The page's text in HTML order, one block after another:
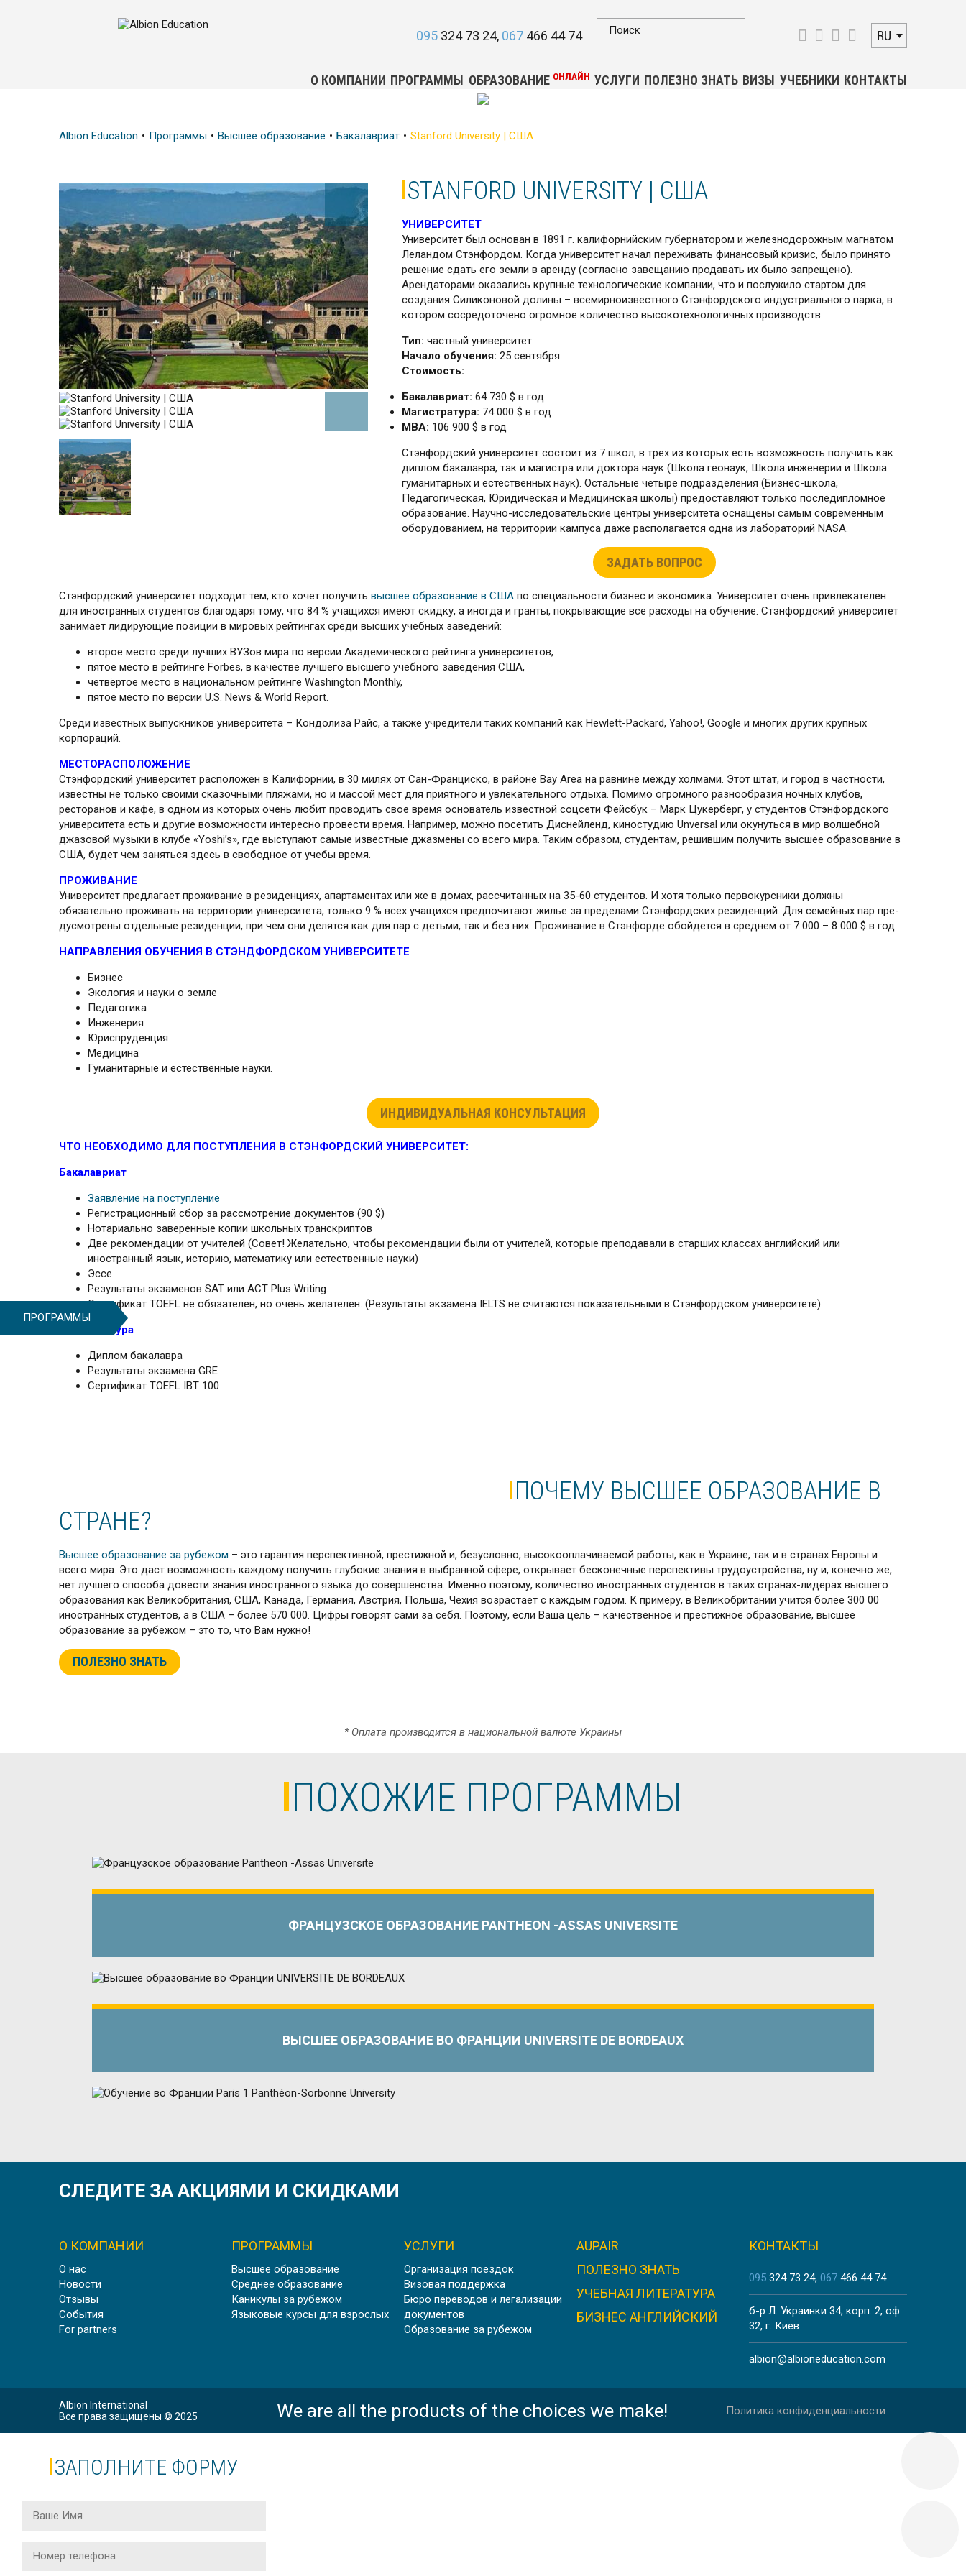
095 324 73 24 067 466 44 74 RU
О КОМПАНИИ ПРОГРАММЫ ОБРАЗОВАНИЕ ОНЛАЙН УСЛУГИ ПОЛЕЗНО ЗНАТЬ ВИЗЫ УЧЕБНИКИ КОНТАКТЫ
Albion Education Программы Высшее образование Бакалавриат Stanford University | США
STANFORD UNIVERSITY | США
УНИВЕРСИТЕТ
Университет был основан в 1891 г. калифорнийским губернатором и железнодорожным магнатом
Леландом Стэнфордом. Когда университет начал переживать финансовый кризис, было принято
решение сдать его земли в аренду (согласно завещанию продавать их было запрещено).
Арендаторами оказались крупные технологические компании, что и послужило стартом для
создания Силиконовой долины – всемирноизвестного Стэнфордского индустриального парка, в
котором сосредоточено огромное количество высокотехнологичных производств.
Тип: частный университет
Начало обучения: 25 сентября
Стоимость:
Бакалавриат: 64 730 $ в год
Магистратура: 74 000 $ в год
МВА: 106 900 $ в год
Стэнфордский университет состоит из 7 школ, в трех из которых есть возможность получить как
диплом бакалавра, так и магистра или доктора наук (Школа геонаук, Школа инженерии и Школа
гуманитарных и естественных наук). Остальные четыре подразделения (Бизнес-школа,
Педагогическая, Юридическая и Медицинская школы) предоставляют только последипломное
образование. Научно-исследовательские центры университета оснащены самым современным
оборудованием, на территории кампуса даже располагается одна из лабораторий NASA.
ЗАДАТЬ ВОПРОС
Стэнфордский университет подходит тем, кто хочет получить высшее образование в США по специальности бизнес и экономика. Университет очень привлекателен
для иностранных студентов благодаря тому, что 84 % учащихся имеют скидку, а иногда и гранты, покрывающие все расходы на обучение. Стэнфордский университет
занимает ли­ди­рующие позиции в мировых рейтингах среди высших учебных заведений:
второе место среди лучших ВУЗов мира по версии Академического рейтинга университетов,
пятое место в рейтинге Forbes, в качестве лучшего высшего учебного заведения США,
четвёртое место в национальном рейтинге Washington Monthly,
пятое место по версии U.S. News & World Report.
Среди известных выпускников университета – Кондолиза Райс, а также учредители таких компаний как Hewlett-Packard, Yahoo!, Google и многих других крупных
корпораций.
МЕСТОРАСПОЛОЖЕНИЕ
Стэнфордский университет расположен в Калифорнии, в 30 милях от Сан-Франциско, в районе Bay Area на равнине между холмами. Этот штат, и город в частности,
известны не только своими сказочными пляжами, но и массой мест для приятного и увлекательного отдыха. Помимо огромного разнообразия ночных клубов,
ресторанов и кафе, в одном из которых очень любит проводить свое время основатель известной соцсети Фейсбук – Марк Цукерберг, у студентов Стэнфордского
университета есть и другие возможности интересно провести время. Например, можно посетить Диснейленд, киностудию Unversal или окунуться в мир волшебной
джазовой музыки в клубе «Yoshi’s», где выступают самые известные джазмены со всего мира. Таким образом, студентам, решившим получить высшее образование в
США, будет чем заняться здесь в свободное от учебы время.
ПРОЖИВАНИЕ
Университет предлагает проживание в ре­зиден­циях, апартаментах или же в домах, рас­считан­ных на 35-60 студентов. И хотя только первокурсники должны
обязательно проживать на тер­ритории универси­те­та, только 9 % всех учащихся предпоч­итают жилье за преде­лами Стэнф­ордс­ких резиденций. Для семейных пар пре­
дусмот­рены отдельные резиденции, при чем они делятся как для пар с детьми, так и без них. Проживание в Стэнфорде обойдется в среднем от 7 000 – 8 000 $ в год.
НАПРАВЛЕНИЯ ОБУЧЕНИЯ В СТЭНДФОРДСКОМ УНИВЕРСИТЕТЕ
Бизнес
Экология и науки о земле
Педагогика
Инженерия
Юриспруденция
Медицина
Гуманитарные и естественные науки.
ИНДИВИДУАЛЬНАЯ КОНСУЛЬТАЦИЯ
ЧТО НЕОБХОДИМО ДЛЯ ПОСТУПЛЕНИЯ В СТЭНФОРДСКИЙ УНИВЕРСИТЕТ:
Бакалавриат
Заявление на поступление
Регистрационный сбор за рассмотрение документов (90 $)
Нотариально заверенные копии школьных транскриптов
Две рекомендации от учителей (Совет! Желательно, чтобы рекомендации были от учителей, которые преподавали в старших классах английский или
иностранный язык, историю, математику или естественные науки)
Эссе
Результаты экзаменов SAT или ACT Plus Writing.
Сертификат TOEFL не обязателен, но очень желателен. (Результаты экзамена IELTS не считаются показательными в Стэнфордском университете)
Магистратура
Диплом бакалавра
Результаты экзамена GRE
Сертификат TOEFL IBT 100
ПОЧЕМУ ВЫСШЕЕ ОБРАЗОВАНИЕ В
СТРАНЕ?
Высшее образование за рубежом – это гарантия перспективной, престижной и, безусловно, высокооплачиваемой работы, как в Украине, так и в странах Европы и
всего мира. Это даст возможность каждому получить глубокие знания в выбранной сфере, открывает бесконечные перспективы трудоустройства, ну и, конечно же,
нет лучшего способа довести знания иностранного языка до совершенства. Именно поэтому, количество иностранных студентов в таких странах-лидерах высшего
образования как Великобритания, США, Канада, Германия, Австрия, Польша, Чехия возрастает с каждым годом. К примеру, в Великобритании учится более 300 00
иностранных студентов, а в США – более 570 000. Цифры говорят сами за себя. Поэтому, если Ваша цель – качественное и престижное образование, высшее
образование за рубежом – это то, что Вам нужно!
ПОЛЕЗНО ЗНАТЬ
* Оплата производится в национальной валюте Украины
ПОХОЖИЕ ПРОГРАММЫ
ФРАНЦУЗСКОЕ ОБРАЗОВАНИЕ PANTHEON -ASSAS UNIVERSITE
ВЫСШЕЕ ОБРАЗОВАНИЕ ВО ФРАНЦИИ UNIVERSITE DE BORDEAUX
УНИВЕРСИТЕТ В ПРОВАНСЕ AIX MARSEILLE UNIVERSITÉ
ШТУДИЕНКОЛЛЕГ КАРЛСРУЭ, ГЕРМАНИЯ
ПРОГРАММЫ
СЛЕДИТЕ ЗА АКЦИЯМИ И СКИДКАМИ
О КОМПАНИИ
О нас
Новости
Отзывы
События
For partners
ПРОГРАММЫ
Высшее образование
Среднее образование
Каникулы за рубежом
Языковые курсы для взрослых
УСЛУГИ
Организация поездок
Визовая поддержка
Бюро переводов и легализации
документов
Образование за рубежом
AUPAIR
ПОЛЕЗНО ЗНАТЬ
УЧЕБНАЯ ЛИТЕРАТУРА
БИЗНЕС АНГЛИЙСКИЙ
КОНТАКТЫ
095 324 73 24 067 466 44 74
б-р Л. Украинки 34, корп. 2, оф.
32, г. Киев
albion@albioneducation.com
Albion International
Все права защищены © 2025
We are all the products of the choices we make! Политика конфиденциальности
ЗАПОЛНИТЕ ФОРМУ